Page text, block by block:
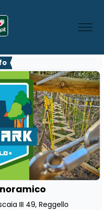
III 49, Reggello